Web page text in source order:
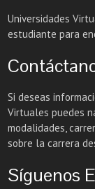
Universidades
estudiante para
Si deseas
Virtuales puedes
modalidades,
sobre la carrera
Síguenos